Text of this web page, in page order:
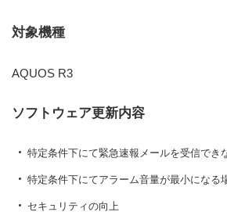
対象機種
AQUOS R3
ソフトウェア更新内容
特定条件下にて緊急速報メールを受信でき
特定条件下にてアラーム音量が最小になる
セキュリティの向上